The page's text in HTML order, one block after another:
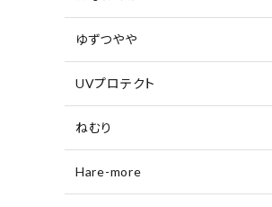
ゆずつやや
UVプロテクト
ねむり
Hare-more